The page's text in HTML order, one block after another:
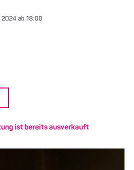
2024 ab 18:00
ist bereits ausverkauft